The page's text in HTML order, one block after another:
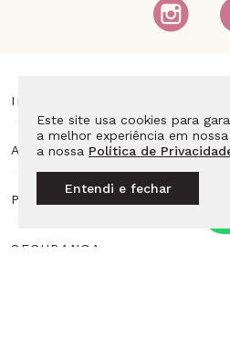
Este site usa cookies para
a melhor experiência em
a nossa Política de
Entendi e fechar
INSTITUCIONAL
AJUDA E SUPORTE
PAGAMENTO
SEGURANÇA